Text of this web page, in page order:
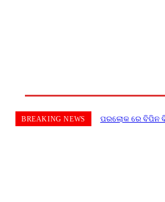
BREAKING NEWS ପରଲୋକ ରେ ବିପିନ